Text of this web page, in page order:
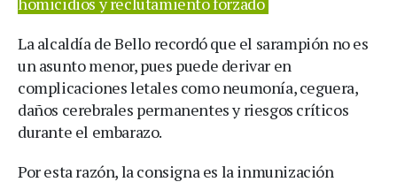
La alcaldía de Bello recordó que el sarampión no es
un asunto menor, pues puede derivar en
complicaciones letales como neumonía, ceguera,
daños cerebrales permanentes y riesgos críticos
durante el embarazo.
Por esta razón, la consigna es la inmunización